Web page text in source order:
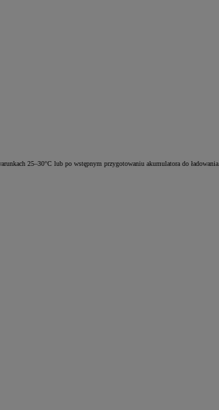
25–30°C lub po wstępnym przygotowaniu akumulatora do ładowania.